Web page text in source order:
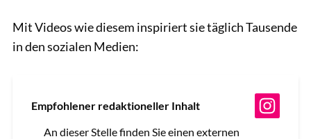
Mit Videos wie diesem inspiriert sie täglich Tausende
in den sozialen Medien:
Empfohlener redaktioneller Inhalt
An dieser Stelle finden Sie einen externen